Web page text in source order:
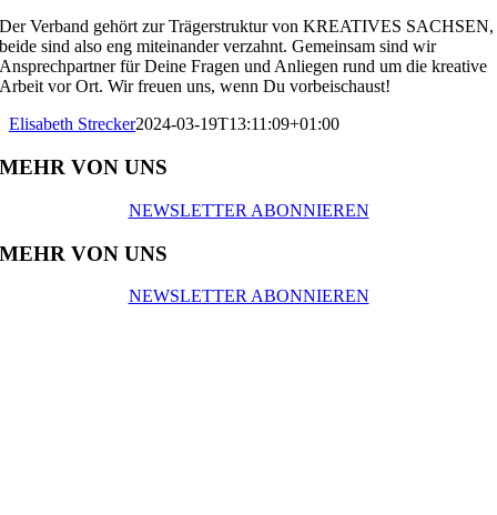
Der Verband gehört zur Trägerstruktur von KREATIVES SACHSEN,
beide sind also eng miteinander verzahnt.Gemeinsam sind wir
Ansprechpartner für Deine Fragen und Anliegen rund um die kreative
Arbeit vor Ort. Wir freuen uns, wenn Du vorbeischaust!
Elisabeth Strecker2024-03-19T13:11:09+01:00
MEHR VON UNS
NEWSLETTER ABONNIEREN
MEHR VON UNS
NEWSLETTER ABONNIEREN